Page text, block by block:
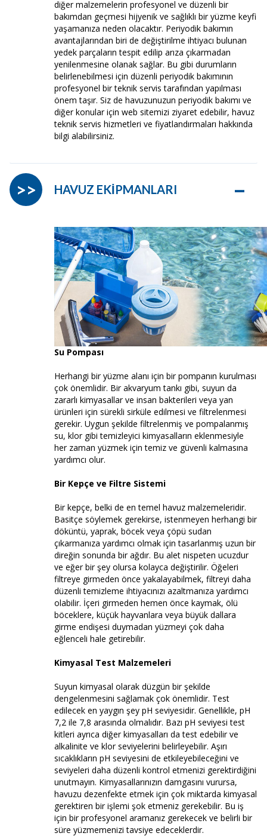
diğer malzemelerin profesyonel ve düzenli bir
bakımdan geçmesi hijyenik ve sağlıklı bir yüzme keyfi
yaşamanıza neden olacaktır. Periyodik bakımın
avantajlarından biri de değiştirilme ihtiyacı bulunan
yedek parçaların tespit edilip arıza çıkarmadan
yenilenmesine olanak sağlar. Bu gibi durumların
belirlenebilmesi için düzenli periyodik bakımının
profesyonel bir teknik servis tarafından yapılması
önem taşır. Siz de havuzunuzun periyodik bakımı ve
diğer konular için web sitemizi ziyaret edebilir, havuz
teknik servis hizmetleri ve fiyatlandırmaları hakkında
bilgi alabilirsiniz.
HAVUZ EKİPMANLARI –
>>
Su Pompası
Herhangi bir yüzme alanı için bir pompanın kurulması
çok önemlidir. Bir akvaryum tankı gibi, suyun da
zararlı kimyasallar ve insan bakterileri veya yan
ürünleri için sürekli sirküle edilmesi ve filtrelenmesi
gerekir. Uygun şekilde filtrelenmiş ve pompalanmış
su, klor gibi temizleyici kimyasalların eklenmesiyle
her zaman yüzmek için temiz ve güvenli kalmasına
yardımcı olur.
Bir Kepçe ve Filtre Sistemi
Bir kepçe, belki de en temel havuz malzemeleridir.
Basitçe söylemek gerekirse, istenmeyen herhangi bir
döküntü, yaprak, böcek veya çöpü sudan
çıkarmanıza yardımcı olmak için tasarlanmış uzun bir
direğin sonunda bir ağdır. Bu alet nispeten ucuzdur
ve eğer bir şey olursa kolayca değiştirilir. Öğeleri
filtreye girmeden önce yakalayabilmek, filtreyi daha
düzenli temizleme ihtiyacınızı azaltmanıza yardımcı
olabilir. İçeri girmeden hemen önce kaymak, ölü
böceklere, küçük hayvanlara veya büyük dallara
girme endişesi duymadan yüzmeyi çok daha
eğlenceli hale getirebilir.
Kimyasal Test Malzemeleri
Suyun kimyasal olarak düzgün bir şekilde
dengelenmesini sağlamak çok önemlidir. Test
edilecek en yaygın şey pH seviyesidir. Genellikle, pH
7,2 ile 7,8 arasında olmalıdır. Bazı pH seviyesi test
kitleri ayrıca diğer kimyasalları da test edebilir ve
alkalinite ve klor seviyelerini belirleyebilir. Aşırı
sıcaklıkların pH seviyesini de etkileyebileceğini ve
seviyeleri daha düzenli kontrol etmenizi gerektirdiğini
unutmayın. Kimyasallarınızın damgasını vurursa,
havuzu dezenfekte etmek için çok miktarda kimyasal
gerektiren bir işlemi şok etmeniz gerekebilir. Bu iş
için bir profesyonel aramanız gerekecek ve belirli bir
süre yüzmemenizi tavsiye edeceklerdir.